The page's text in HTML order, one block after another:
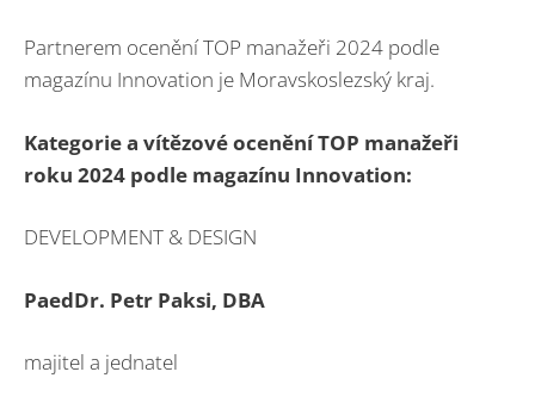
Partnerem ocenění TOP manažeři 2024 podle
magazínu Innovation je Moravskoslezský kraj.
Kategorie a vítězové ocenění TOP manažeři
roku 2024 podle magazínu Innovation:
DEVELOPMENT & DESIGN
PaedDr. Petr Paksi, DBA
majitel a jednatel